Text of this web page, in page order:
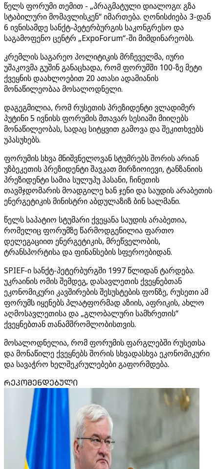
წელს ფორუმი თემით - „პრაგმატული დიალოგი: გზა
სტაბილური მომავლისკენ“ იმართება. ღონისძიება 3-დან
6 ივნისამდე სანქტ-პეტერბურგის საკონგრესო და
საგამოფენო ცენტრ „ExpoForum“-ში მიმდინარეობს.
კრემლის საგარეო პოლიტიკის მრჩეველმა, იური
უშაკოვმა გუშინ განაცხადა, რომ ფორუმში 100-ზე მეტი
ქვეყნის დაახლოებით 20 ათასი ადამიანის
მონაწილეობაა მოსალოდნელი.
დაგეგმილია, რომ რუსეთის პრეზიდენტი ვლადიმერ
პუტინი 5 ივნისს ფორუმის მთავარ სესიაში მიიღებს
მონაწილეობას, სადაც სიტყვით გამოვა და შეკითხვებს
უპასუხებს.
ფორუმის სხვა მნიშვნელოვან სტუმრებს შორის არიან
უზბეკეთის პრეზიდენტი შავკათ მირზიოიევი, ტანზანიის
პრეზიდენტი სამია სულუჰუ ჰასანი, ჩინეთის
თავმჯდომარის მოადგილე ხან ჯენი და საუდის არაბეთის
ენერგეტიკის მინისტრი აბდულაზიზ ბინ სალმანი.
წელს საპატიო სტუმარი ქვეყანა საუდის არაბეთია,
რომელიც ფორუმზე წარმოდგენილია ფართო
დელეგაციით ენერგეტიკის, მრეწველობის,
ტრანსპორტისა და ფინანსების სფეროებიდან.
SPIEF-ი სანქტ-პეტერბურგში 1997 წლიდან ტარდება.
უკრაინის ომის შემდეგ, დასავლეთის ქვეყნებთან
ეკონომიკური კავშირების შესუსტების ფონზე, რუსეთი ამ
ფორუმს იყენებს პლატფორმად აზიის, აფრიკის, ახლო
აღმოსავლეთისა და „გლობალური სამხრეთის“
ქვეყნებთან თანამშრომლობისთვის.
მოსალოდნელია, რომ ფორუმის ფარგლებში რუსეთსა
და მონაწილე ქვეყნებს შორის სხვადასხვა ეკონომიკური
და სავაჭრო ხელშეკრულებები გაფორმდება.
ᲠᲔᲙᲝᲛᲔᲜᲓᲔᲑᲣᲚᲘ